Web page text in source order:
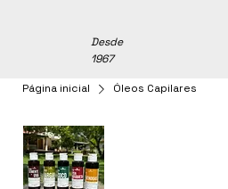
Desde
1967
Página inicial Óleos Capilares